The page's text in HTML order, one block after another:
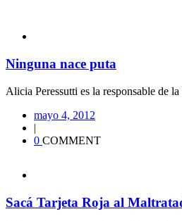
Ninguna nace puta
Alicia Peressutti es la responsable de
mayo 4, 2012
|
0 COMMENT
Sacá Tarjeta Roja al